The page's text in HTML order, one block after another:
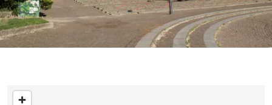
Karte überspringen